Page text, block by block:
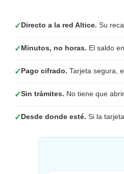
✓Directo a la red Altice. Su
✓Minutos, no horas. El saldo
✓Pago cifrado. Tarjeta segura,
✓Sin trámites. No tiene que
✓Desde donde esté. Si la